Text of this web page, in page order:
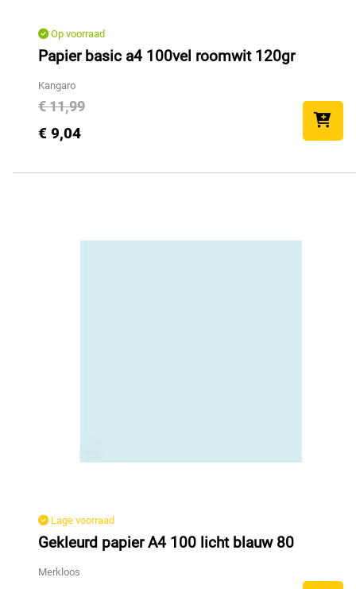
Op voorraad
Papier basic a4 100vel roomwit 120gr
Kangaro
€ 11,99
€ 9,04
Lage voorraad
Gekleurd papier A4 100 licht blauw 80
Merkloos